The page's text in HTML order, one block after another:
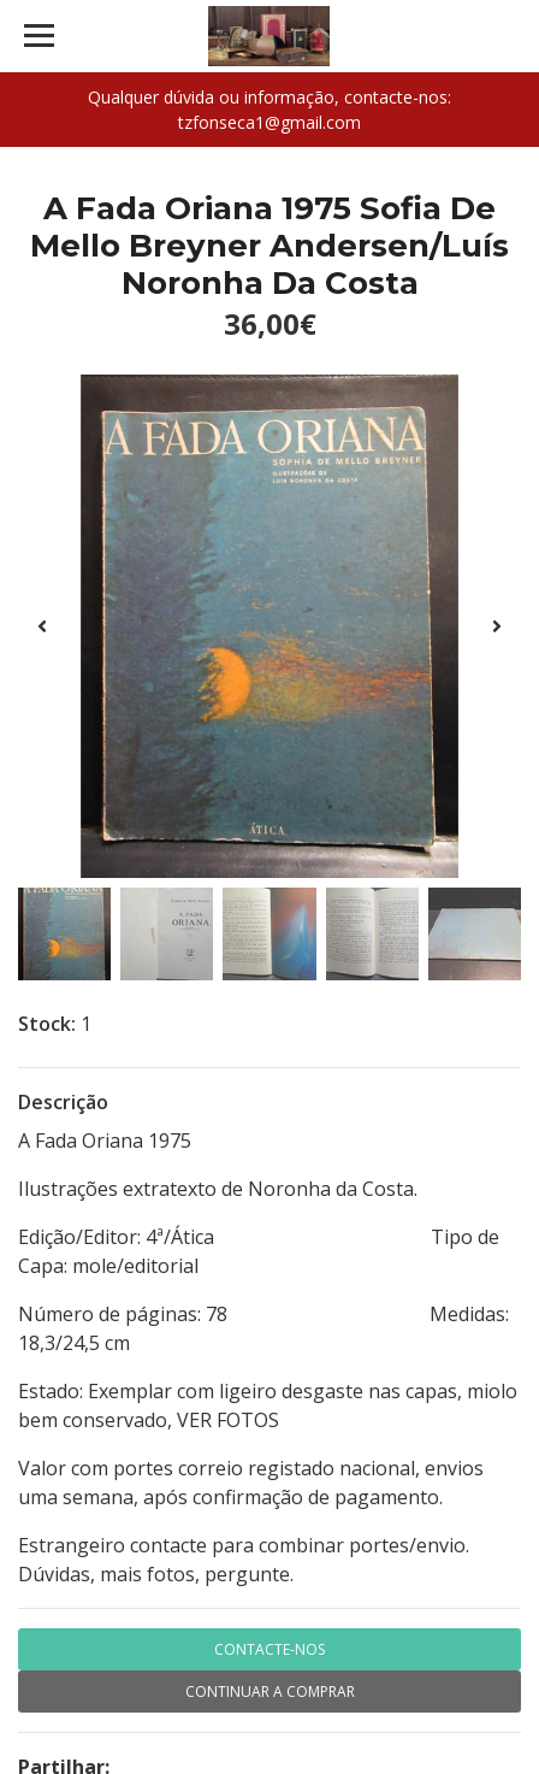
Qualquer dúvida ou informação, contacte-nos:
tzfonseca1@gmail.com
A Fada Oriana 1975 Sofia De
Mello Breyner Andersen/Luís
Noronha Da Costa
36,00€
Stock: 1
Descrição
A Fada Oriana 1975
Ilustrações extratexto de Noronha da Costa.
Edição/Editor: 4ª/Ática Tipo de
Capa: mole/editorial
Número de páginas: 78 Medidas:
18,3/24,5 cm
Estado: Exemplar com ligeiro desgaste nas capas, miolo
bem conservado, VER FOTOS
Valor com portes correio registado nacional, envios
uma semana, após confirmação de pagamento.
Estrangeiro contacte para combinar portes/envio.
Dúvidas, mais fotos, pergunte.
CONTACTE-NOS
CONTINUAR A COMPRAR
Partilhar: